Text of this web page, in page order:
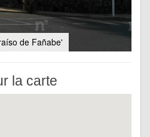
de Fañabe'
la carte